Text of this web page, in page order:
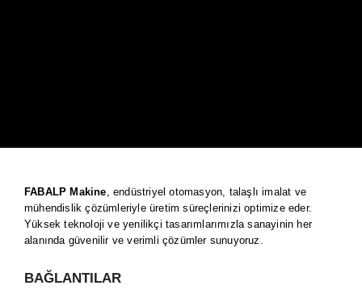
FABALP Makine , endüstriyel otomasyon, talaşlı imalat ve
mühendislik çözümleriyle üretim süreçlerinizi optimize eder.
Yüksek teknoloji ve yenilikçi tasarımlarımızla sanayinin her
alanında güvenilir ve verimli çözümler sunuyoruz.
BAĞLANTILAR